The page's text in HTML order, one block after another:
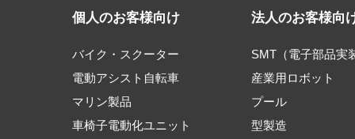
個人のお客様向け
バイク・スクーター
電動アシスト自転車
マリン製品
車椅子電動化ユニット
法人のお客様向
SMT（電子部品実
産業用ロボット
プール
型製造